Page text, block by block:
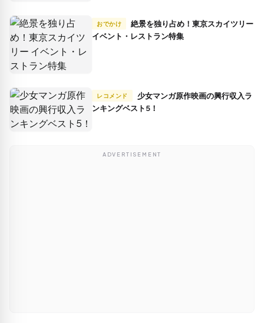
おでかけ
イベント・レストラン特集
レコメンド
ンキングベスト5！
ADVERTISEMENT